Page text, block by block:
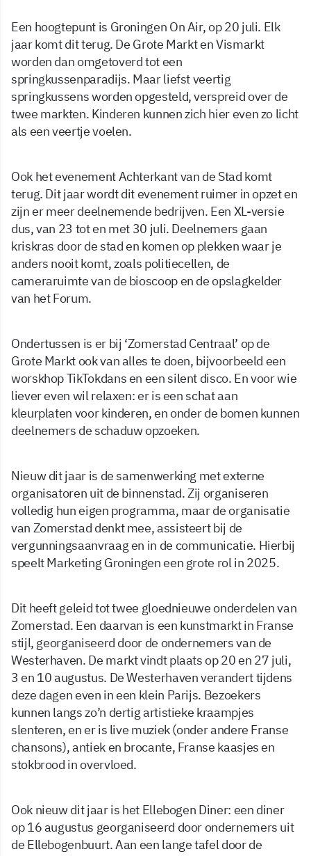
Een hoogtepunt is Groningen On Air, op 20 juli. Elk
jaar komt dit terug. De Grote Markt en Vismarkt
worden dan omgetoverd tot een
springkussenparadijs. Maar liefst veertig
springkussens worden opgesteld, verspreid over de
twee markten. Kinderen kunnen zich hier even zo licht
als een veertje voelen.
Ook het evenement Achterkant van de Stad komt
terug. Dit jaar wordt dit evenement ruimer in opzet en
zijn er meer deelnemende bedrijven. Een XL-versie
dus, van 23 tot en met 30 juli. Deelnemers gaan
kriskras door de stad en komen op plekken waar je
anders nooit komt, zoals politiecellen, de
cameraruimte van de bioscoop en de opslagkelder
van het Forum.
Ondertussen is er bij ‘Zomerstad Centraal’ op de
Grote Markt ook van alles te doen, bijvoorbeeld een
worskhop TikTokdans en een silent disco. En voor wie
liever even wil relaxen: er is een schat aan
kleurplaten voor kinderen, en onder de bomen kunnen
deelnemers de schaduw opzoeken.
Nieuw dit jaar is de samenwerking met externe
organisatoren uit de binnenstad. Zij organiseren
volledig hun eigen programma, maar de organisatie
van Zomerstad denkt mee, assisteert bij de
vergunningsaanvraag en in de communicatie. Hierbij
speelt Marketing Groningen een grote rol in 2025.
Dit heeft geleid tot twee gloednieuwe onderdelen van
Zomerstad. Een daarvan is een kunstmarkt in Franse
stijl, georganiseerd door de ondernemers van de
Westerhaven. De markt vindt plaats op 20 en 27 juli,
3 en 10 augustus. De Westerhaven verandert tijdens
deze dagen even in een klein Parijs. Bezoekers
kunnen langs zo’n dertig artistieke kraampjes
slenteren, en er is live muziek (onder andere Franse
chansons), antiek en brocante, Franse kaasjes en
stokbrood in overvloed.
Ook nieuw dit jaar is het Ellebogen Diner: een diner
op 16 augustus georganiseerd door ondernemers uit
de Ellebogenbuurt. Aan een lange tafel door de